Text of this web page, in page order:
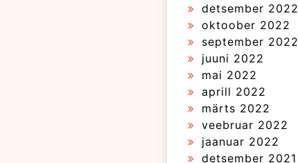
detsember 2022
oktoober 2022
september 2022
juuni 2022
mai 2022
aprill 2022
märts 2022
veebruar 2022
jaanuar 2022
detsember 2021